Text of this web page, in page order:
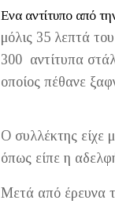
Ενα αντίτυπο από
μόλις 35 λεπτά
300 αντίτυπα
οποίος πέθανε
Ο συλλέκτης είχε
όπως είπε η
Μετά από έρευνα